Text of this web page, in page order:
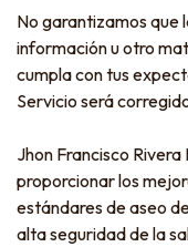
No garantizamos que
información u otro
cumpla con tus
Servicio será
Jhon Francisco
proporcionar los
estándares de aseo
alta seguridad de la